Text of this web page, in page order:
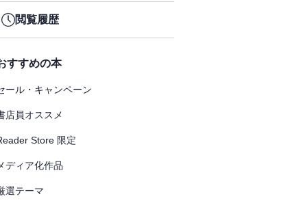
閲覧履歴
すすめの本
ール・キャンペーン
店員オススメ
Store 限定
ディア化作品
選テーマ